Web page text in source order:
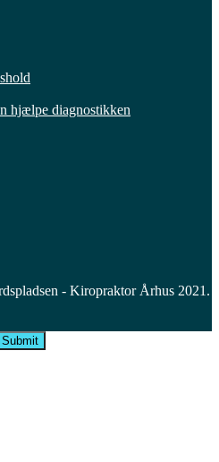
hjælpe diagnostikken
- Kiropraktor Århus 2021.
Submit